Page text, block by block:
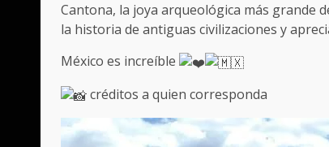
Cantona, la joya arqueológica más grande
la historia de antiguas civilizaciones y
México es increíble
créditos a quien corresponda